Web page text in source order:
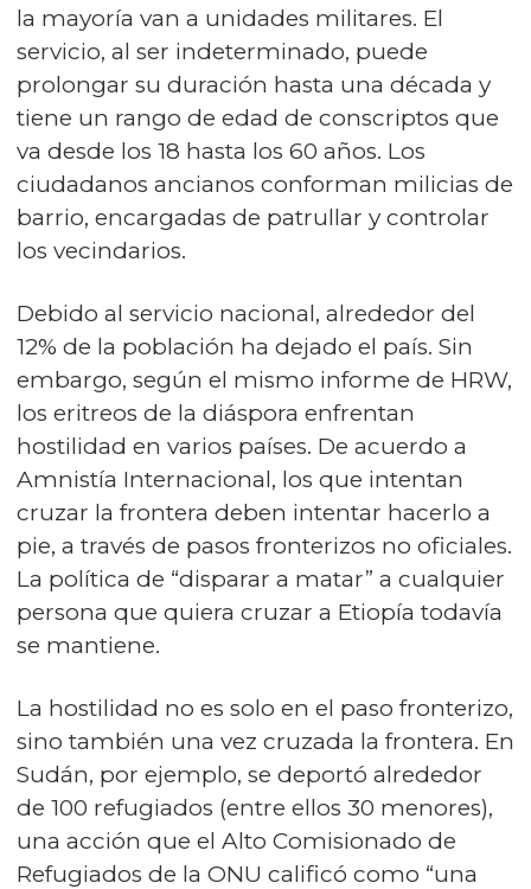
la mayoría van a unidades militares. El
servicio, al ser indeterminado, puede
prolongar su duración hasta una década y
tiene un rango de edad de conscriptos que
va desde los 18 hasta los 60 años. Los
ciudadanos ancianos conforman milicias de
barrio, encargadas de patrullar y controlar
los vecindarios.
Debido al servicio nacional, alrededor del
12% de la población ha dejado el país. Sin
embargo, según el mismo informe de HRW,
los eritreos de la diáspora enfrentan
hostilidad en varios países. De acuerdo a
Amnistía Internacional, los que intentan
cruzar la frontera deben intentar hacerlo a
pie, a través de pasos fronterizos no oficiales.
La política de “disparar a matar” a cualquier
persona que quiera cruzar a Etiopía todavía
se mantiene.
La hostilidad no es solo en el paso fronterizo,
sino también una vez cruzada la frontera. En
Sudán, por ejemplo, se deportó alrededor
de 100 refugiados (entre ellos 30 menores),
una acción que el Alto Comisionado de
Refugiados de la ONU calificó como “una